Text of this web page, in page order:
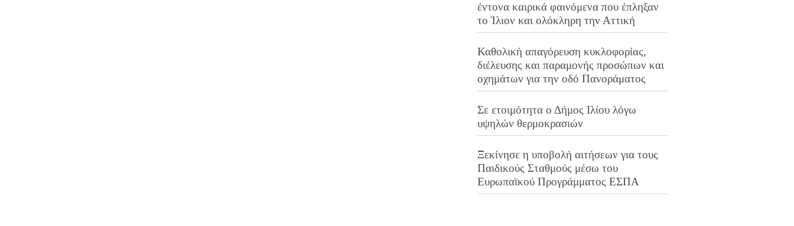
έντονα καιρικά φαινόμενα που έπληξαν
το Ίλιον και ολόκληρη την Αττική
Καθολική απαγόρευση κυκλοφορίας,
διέλευσης και παραμονής προσώπων και
οχημάτων για την οδό Πανοράματος
Σε ετοιμότητα ο Δήμος Ιλίου λόγω
υψηλών θερμοκρασιών
Ξεκίνησε η υποβολή αιτήσεων για τους
Παιδικούς Σταθμούς μέσω του
Ευρωπαϊκού Προγράμματος ΕΣΠΑ